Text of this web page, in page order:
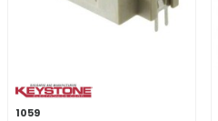
1059